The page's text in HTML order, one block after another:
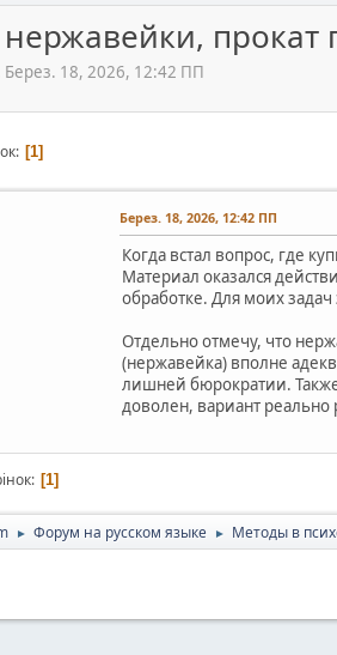
Берез. 18, 2026, 12:42 ПП
1
Берез. 18, 2026, 12:42 ПП
Когда встал вопрос, где
Материал оказался
обработке. Для моих
Отдельно отмечу, что
(нержавейка) вполне
лишней бюрократии.
доволен, вариант
1
► Форум на русском языке ► Методы в